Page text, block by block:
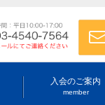
入会のご案内
member